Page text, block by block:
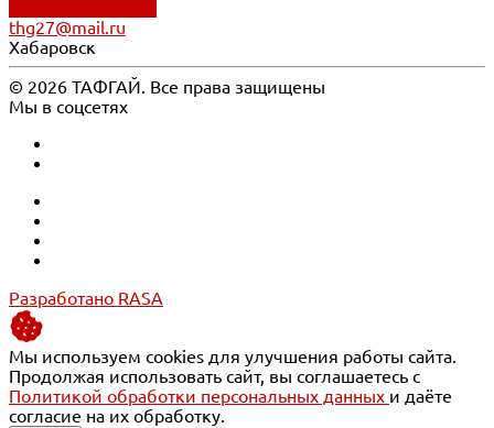
thg27@mail.ru
Хабаровск
© 2026 ТАФГАЙ. Все права защищены
Мы в соцсетях
Разработано RASA
Мы используем cookies для улучшения работы сайта.
Продолжая использовать сайт, вы соглашаетесь с
Политикой обработки персональных данных и даёте
согласие на их обработку.